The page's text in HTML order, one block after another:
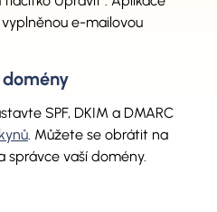
e-mailovou
SPF, DKIM a DMARC
. Můžete se obrátit na
správce vaší domény.